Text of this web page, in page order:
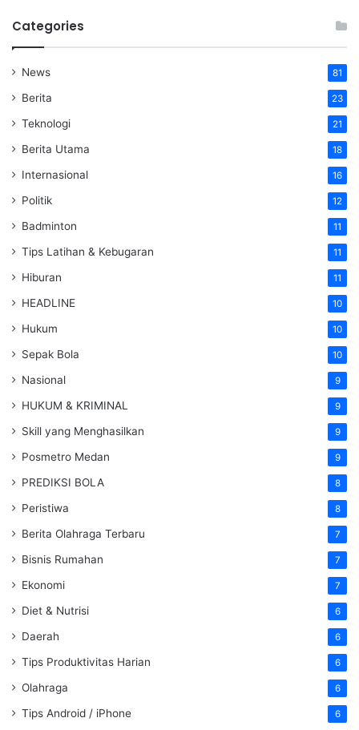
Categories
News 81
Berita 23
Teknologi 21
Berita Utama 18
Internasional 16
Politik 12
Badminton 11
Tips Latihan & Kebugaran 11
Hiburan 11
HEADLINE 10
Hukum 10
Sepak Bola 10
Nasional 9
HUKUM & KRIMINAL 9
Skill yang Menghasilkan 9
Posmetro Medan 9
PREDIKSI BOLA 8
Peristiwa 8
Berita Olahraga Terbaru 7
Bisnis Rumahan 7
Ekonomi 7
Diet & Nutrisi 6
Daerah 6
Tips Produktivitas Harian 6
Olahraga 6
Tips Android / iPhone 6